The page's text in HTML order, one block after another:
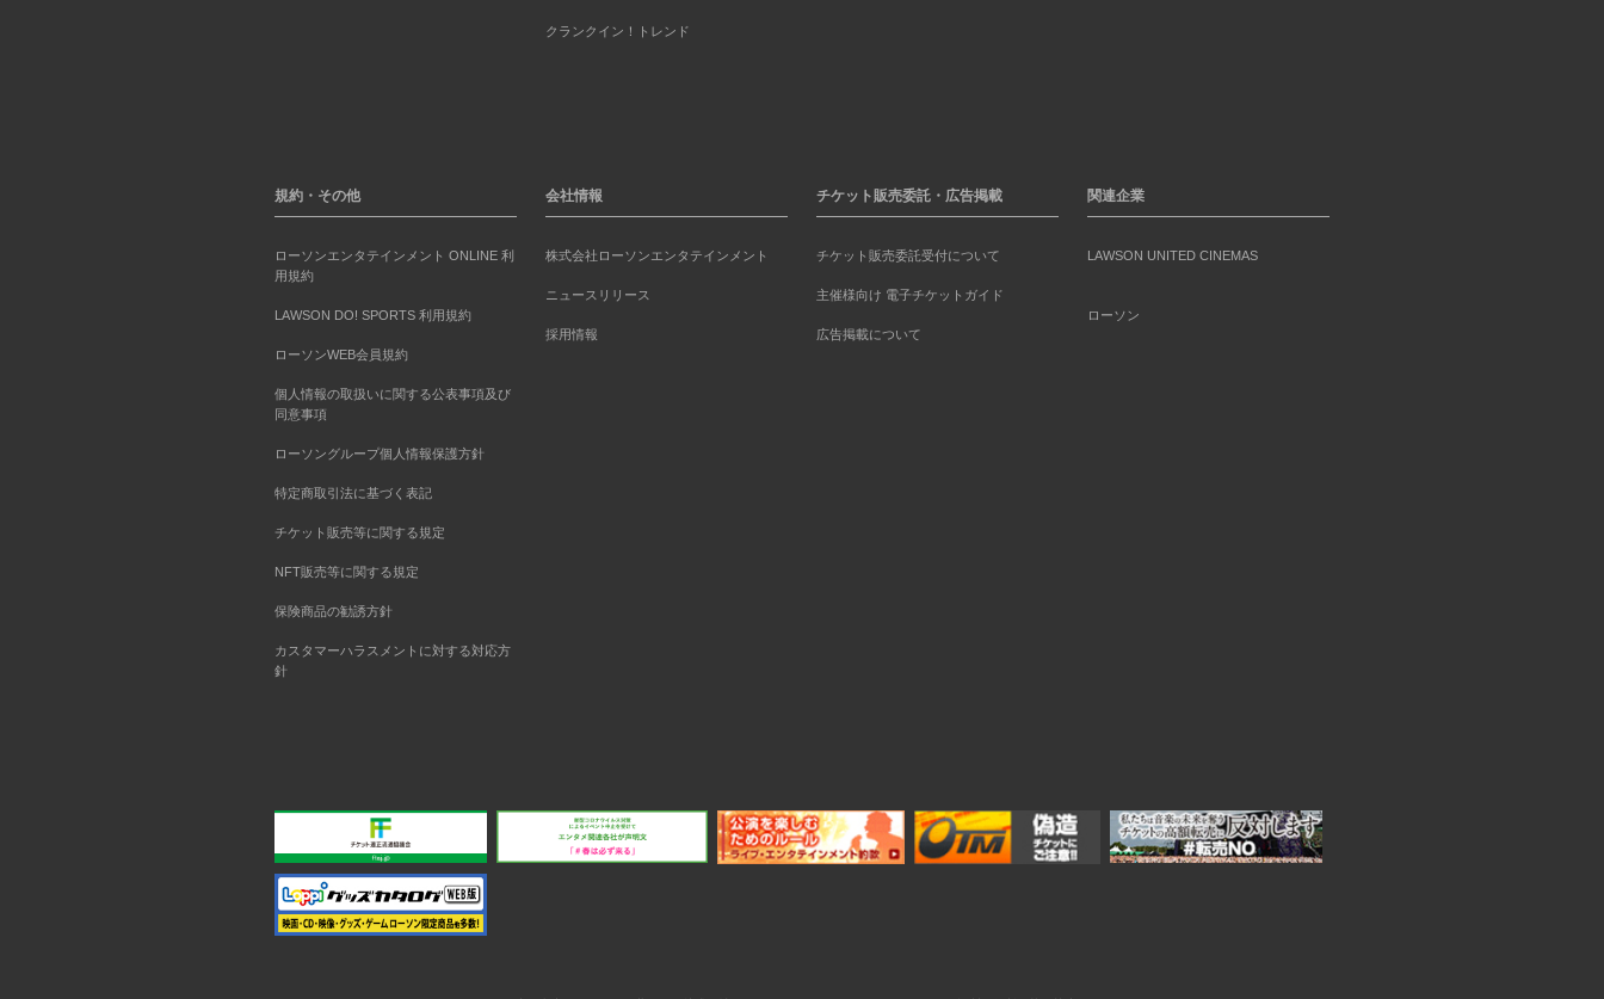
クランクイン！トレンド
規約・その他
ローソンエンタテインメント ONLINE 利
用規約
LAWSON DO! SPORTS 利用規約
ローソンWEB会員規約
個人情報の取扱いに関する公表事項及び
同意事項
ローソングループ個人情報保護方針
特定商取引法に基づく表記
チケット販売等に関する規定
NFT販売等に関する規定
保険商品の勧誘方針
カスタマーハラスメントに対する対応方
針
会社情報
株式会社ローソンエンタテインメント
ニュースリリース
採用情報
チケット販売委託・広告掲載
チケット販売委託受付について
主催様向け 電子チケットガイド
広告掲載について
関連企業
LAWSON UNITED CINEMAS
ローソン